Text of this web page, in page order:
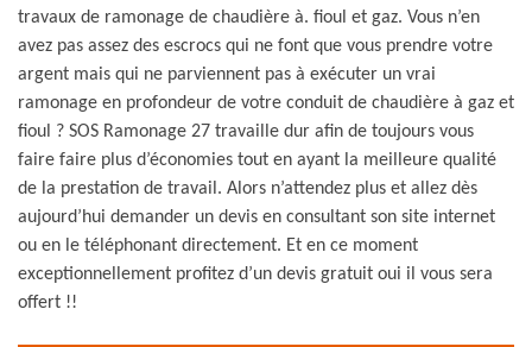
travaux de ramonage de chaudière à. fioul et gaz. Vous n’en
avez pas assez des escrocs qui ne font que vous prendre votre
argent mais qui ne parviennent pas à exécuter un vrai
ramonage en profondeur de votre conduit de chaudière à gaz et
fioul ? SOS Ramonage 27 travaille dur afin de toujours vous
faire faire plus d’économies tout en ayant la meilleure qualité
de la prestation de travail. Alors n’attendez plus et allez dès
aujourd’hui demander un devis en consultant son site internet
ou en le téléphonant directement. Et en ce moment
exceptionnellement profitez d’un devis gratuit oui il vous sera
offert !!